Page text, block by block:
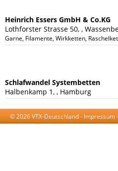
Heinrich Essers GmbH & Co.KG
Lothforster Strasse 50, ,
Garne, Filamente, Wirkketten,
Schlafwandel Systembetten
Halbenkamp 1, , Hamburg
© 2026 VTX-Deutschland - Impressum-
AGB-Datenschutzerklärung